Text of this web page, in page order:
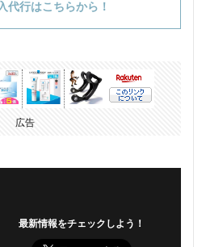
代行はこちらから！
広告
最新情報をチェックしよう！